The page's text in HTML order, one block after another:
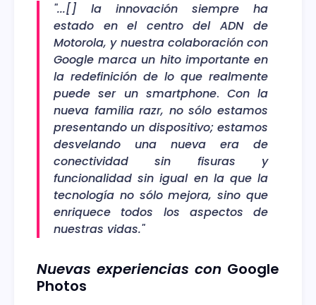
"...[] la innovación siempre ha
estado en el centro del ADN de
Motorola, y nuestra colaboración con
Google marca un hito importante en
la redefinición de lo que realmente
puede ser un smartphone. Con la
nueva familia razr, no sólo estamos
presentando un dispositivo; estamos
desvelando una nueva era de
conectividad sin fisuras y
funcionalidad sin igual en la que la
tecnología no sólo mejora, sino que
enriquece todos los aspectos de
nuestras vidas."
Nuevas experiencias con Google
Photos